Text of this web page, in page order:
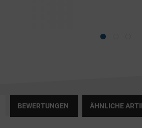
BEWERTUNGEN ÄHNLICHE